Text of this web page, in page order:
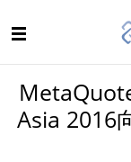
Asia 2016